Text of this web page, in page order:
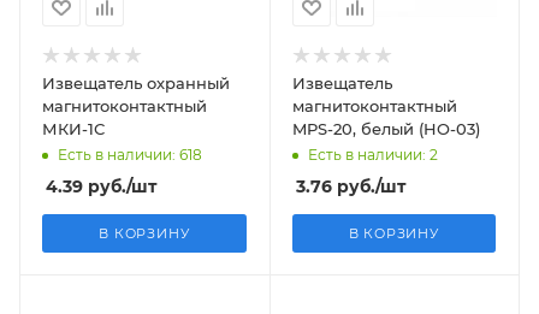
Извещатель охранный
магнитоконтактный
МКИ-1С
Есть в наличии: 618
4.39 руб./шт
В КОРЗИНУ
Извещатель
магнитоконтактный
MPS-20, белый (HO-03)
Есть в наличии: 2
3.76руб./шт
В КОРЗИНУ